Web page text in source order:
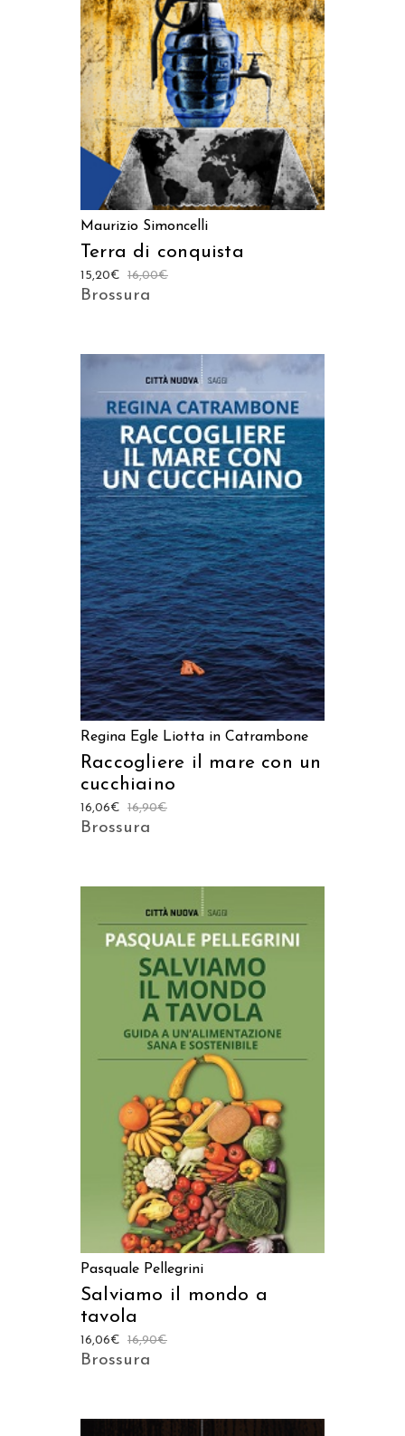
AGGIUNGI AL CARRELLO
Maurizio Simoncelli
Terra di conquista
16,00€
15,20€
Brossura
AGGIUNGI AL CARRELLO
Regina Egle Liotta in Catrambone
Raccogliere il mare con un
cucchiaino
16,90€
16,06€
Brossura
AGGIUNGI AL CARRELLO
Pasquale Pellegrini
Salviamo il mondo a
tavola
16,90€
16,06€
Brossura